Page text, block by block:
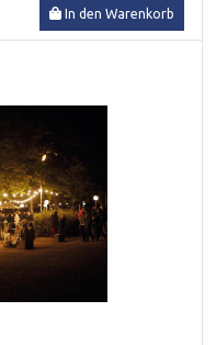
In den Warenkorb